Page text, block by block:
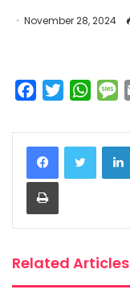
November 28, 2024
c
e
b
o
o
i
t
t
W
a
t
s
M
s
s
a
Print
Related Articles